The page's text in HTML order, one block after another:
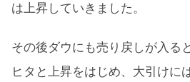
は上昇していきました。
その後ダウにも売り戻しが入る
ヒタと上昇をはじめ、大引けに